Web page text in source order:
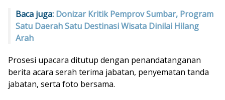
Baca juga: Donizar Kritik Pemprov Sumbar, Program
Satu Daerah Satu Destinasi Wisata Dinilai Hilang
Arah
Prosesi upacara ditutup dengan penandatanganan
berita acara serah terima jabatan, penyematan tanda
jabatan, serta foto bersama.